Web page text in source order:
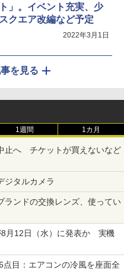
」。イベント充実、少
クエア改編など予定
2022年3月1日
を見る
1週間 1カ月
止へ チケットが買えないなど
ジタルカメラ
ランドの交換レンズ、使ってい
8月12日（水）に発表か 実機
目：エアコンの冷風を座面全